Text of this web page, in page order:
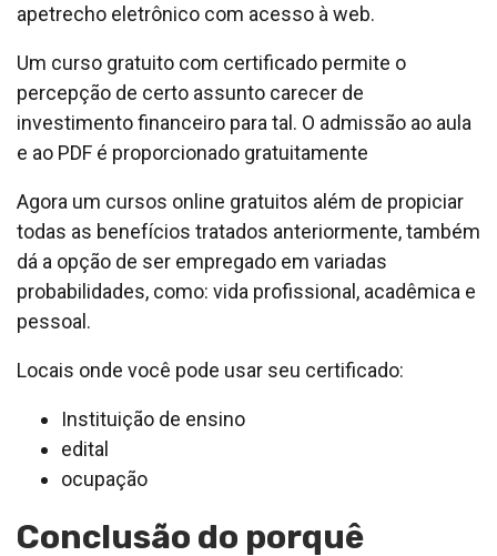
apetrecho eletrônico com acesso à web.
Um curso gratuito com certificado permite o
percepção de certo assunto carecer de
investimento financeiro para tal. O admissão ao aula
e ao PDF é proporcionado gratuitamente
Agora um cursos online gratuitos além de propiciar
todas as benefícios tratados anteriormente, também
dá a opção de ser empregado em variadas
probabilidades, como: vida profissional, acadêmica e
pessoal.
Locais onde você pode usar seu certificado:
Instituição de ensino
edital
ocupação
Conclusão do porquê